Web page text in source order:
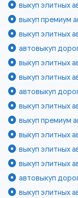
выкуп элитных
выкуп премиум
выкуп элитных
автовыкуп
выкуп элитных
выкуп элитных
автовыкуп
выкуп элитных
выкуп премиум
выкуп элитных
выкуп элитных
выкуп элитных
автовыкуп
выкуп элитных